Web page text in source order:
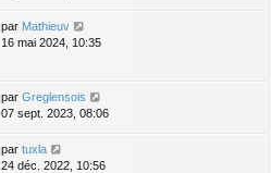
par Mathieuv
16 mai 2024, 10:35
par Greglensois
07 sept. 2023, 08:06
par tuxla
24 déc. 2022, 10:56